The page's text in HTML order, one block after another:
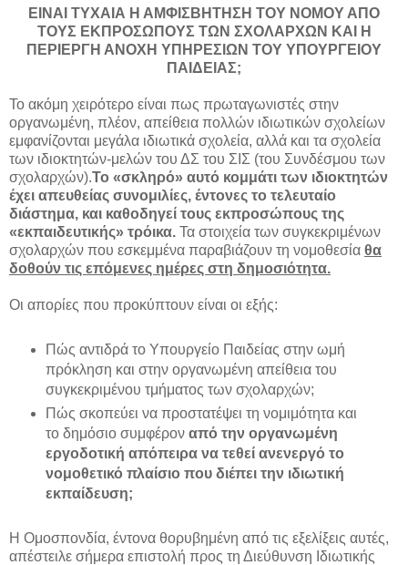
ΕΙΝΑΙ ΤΥΧΑΙΑ Η ΑΜΦΙΣΒΗΤΗΣΗ ΤΟΥ ΝΟΜΟΥ ΑΠΟ
ΤΟΥΣ ΕΚΠΡΟΣΩΠΟΥΣ ΤΩΝ ΣΧΟΛΑΡΧΩΝ ΚΑΙ Η
ΠΕΡΙΕΡΓΗ ΑΝΟΧΗ ΥΠΗΡΕΣΙΩΝ ΤΟΥ ΥΠΟΥΡΓΕΙΟΥ
ΠΑΙΔΕΙΑΣ;
Το ακόμη χειρότερο είναι πως πρωταγωνιστές στην
οργανωμένη, πλέον, απείθεια πολλών ιδιωτικών σχολείων
εμφανίζονται μεγάλα ιδιωτικά σχολεία, αλλά και τα σχολεία
των ιδιοκτητών-μελών του ΔΣ του ΣΙΣ (του Συνδέσμου των
σχολαρχών).Το «σκληρό» αυτό κομμάτι των ιδιοκτητών
έχει απευθείας συνομιλίες, έντονες το τελευταίο
διάστημα, και καθοδηγεί τους εκπροσώπους της
«εκπαιδευτικής» τρόικα. Τα στοιχεία των συγκεκριμένων
σχολαρχών που εσκεμμένα παραβιάζουν τη νομοθεσία θα
δοθούν τις επόμενες ημέρες στη δημοσιότητα.
Οι απορίες που προκύπτουν είναι οι εξής:
Πώς αντιδρά το Υπουργείο Παιδείας στην ωμή
πρόκληση και στην οργανωμένη απείθεια του
συγκεκριμένου τμήματος των σχολαρχών;
Πώς σκοπεύει να προστατέψει τη νομιμότητα και
το δημόσιο συμφέρον από την οργανωμένη
εργοδοτική απόπειρα να τεθεί ανενεργό το
νομοθετικό πλαίσιο που διέπει την ιδιωτική
εκπαίδευση;
Η Ομοσπονδία, έντονα θορυβημένη από τις εξελίξεις αυτές,
απέστειλε σήμερα επιστολή προς τη Διεύθυνση Ιδιωτικής